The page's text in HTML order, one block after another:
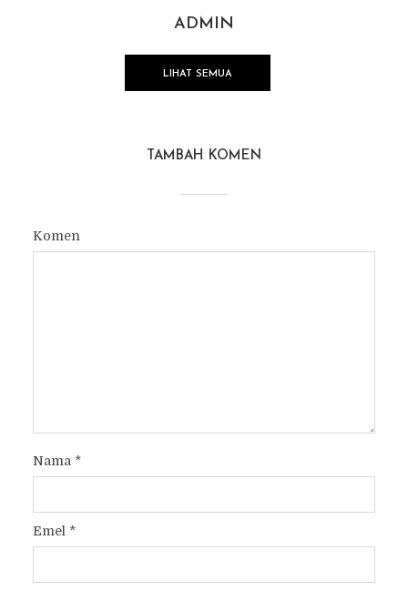
ADMIN
LIHAT SEMUA
TAMBAH KOMEN
Komen
Nama *
Emel *